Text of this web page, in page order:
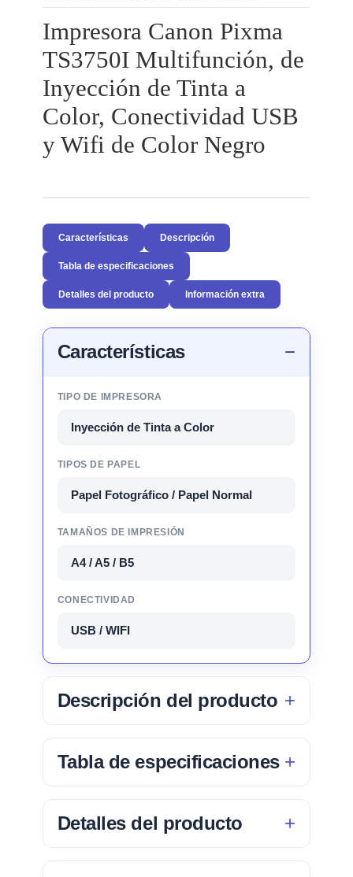
Impresora Canon Pixma
TS3750I Multifunción, de
Inyección de Tinta a
Color, Conectividad USB
y Wifi de Color Negro
Características Descripción
Tabla de especificaciones
Detalles del producto Información extra
Características
TIPO DE IMPRESORA
Inyección de Tinta a Color
TIPOS DE PAPEL
Papel Fotográfico / Papel Normal
TAMAÑOS DE IMPRESIÓN
A4 / A5 / B5
CONECTIVIDAD
USB / WIFI
Descripción del producto
Tabla de especificaciones
Detalles del producto